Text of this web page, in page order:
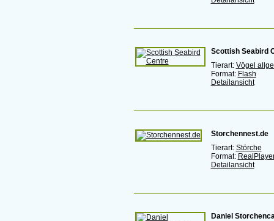
Scottish Seabird
Tierart: Vögel
Format: Flash
Detailansicht
Storchennest.de
Tierart: Störche
Format:
Detailansicht
Daniel